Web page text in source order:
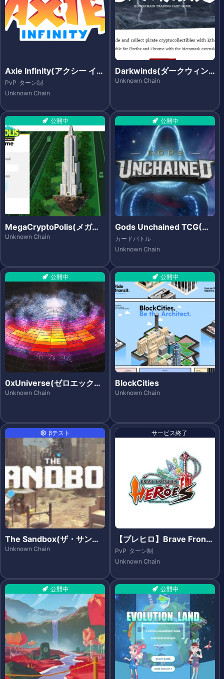
Axie Infinity(アクシー イン
フィニティ)
PvP ターン制
Unknown Chain
Darkwinds(ダークウィン
ズ)
Unknown Chain
公開中
MegaCryptoPolis(メガク
リプトポリス)
Unknown Chain
公開中
Gods Unchained TCG(ゴ
ッズ アンチェインド)
カードバトル
Unknown Chain
公開中
0xUniverse(ゼロエックス
ユニバース)
Unknown Chain
公開中
BlockCities
Unknown Chain
βテスト
The Sandbox(ザ・サンド
ボックス)
Unknown Chain
サービス終了
【ブレヒロ】Brave Fronti
er Heroes（ブレイブ フロ
ンティア ヒーローズ）- Et
PvP ターン制
Unknown Chain
公開中 公開中